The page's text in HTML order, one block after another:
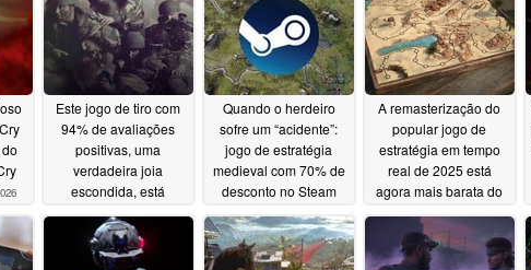
Este jogo de tiro com
94% de avaliações
positivas, uma
verdadeira joia
escondida, está
2,49 no Steam neste
momento07/08/2026
Quando o herdeiro
sofre um “acidente”:
jogo de estratégia
medieval com 70% de
desconto no Steam
07/08/2026
A remasterização do
popular jogo de
estratégia em tempo
real de 2025 está
agora mais barata do
07/08/2026